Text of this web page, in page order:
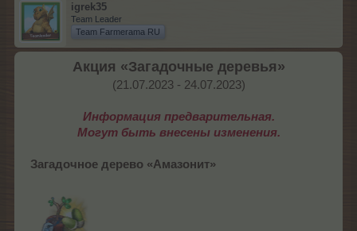
igrek35
Team Leader
Team Farmerama RU
Акция «Загадочные деревья»
(21.07.2023 - 24.07.2023)​
Информация предварительная.
Могут быть внесены изменения.
Загадочное дерево «Амазонит»